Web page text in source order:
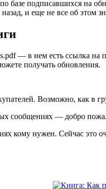
базе подписавшихся на
и еще не все об этом
— в нем есть ссылка на
получать обновления.
Возможно, как в
сообщениях — добро
кому нужен. Сейчас это